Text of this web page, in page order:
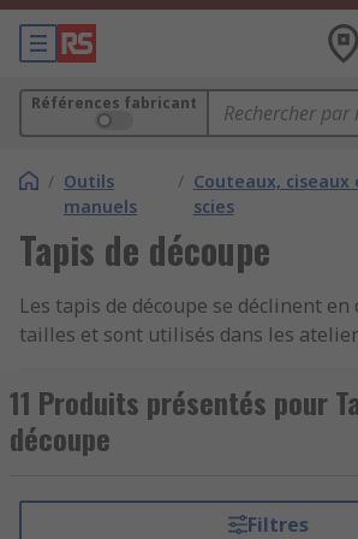
Références fabricant
/ Outils
manuels
/ Couteaux, ciseaux
scies
Tapis de découpe
Les tapis de découpe se déclinent
tailles et sont utilisés dans les
établis et des plans de travail contre
dommages ou les marques.
caoutchouc, les plaques de coupe
matériau souple absorbe la force de
11 Produits présentés pour
découpe
Filtres